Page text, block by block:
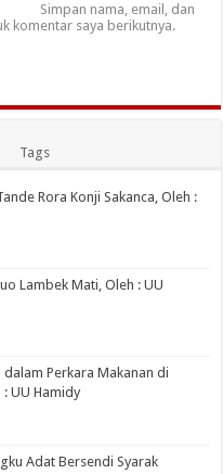
Simpan nama, email, dan
komentar saya berikutnya.
Tags
Rora Konji Sakanca, Oleh :
Lambek Mati, Oleh : UU
Perkara Makanan di
: UU Hamidy
Adat Bersendi Syarak